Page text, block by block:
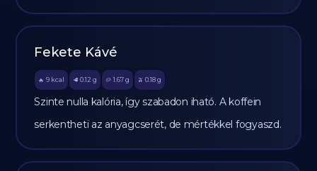
Fekete Kávé
🔥 9 kcal 🥩 0.12 g 🥔 1.67g 🫒 0.18 g
Szinte nulla kalória, így szabadon iható. A koffein
serkentheti az anyagcserét, de mértékkel fogyaszd.